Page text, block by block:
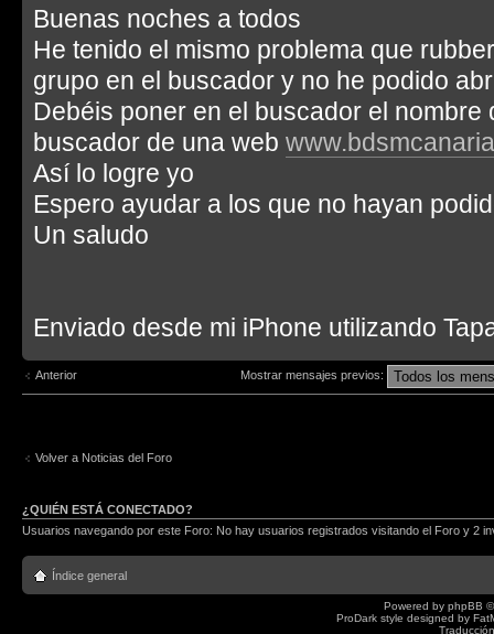
Buenas noches a todos
He tenido el mismo problema que
grupo en el buscador y no he podido
Debéis poner en el buscador el nombre
buscador de una web
Así lo logre yo
Espero ayudar a los que no hayan
Un saludo
Enviado desde mi iPhone utilizando
Anterior Mostrar mensajes previos:
Volver a Noticias del Foro
¿QUIÉN ESTÁ CONECTADO?
Usuarios navegando por este Foro: No hay usuarios registrados visitando el Foro y 2
Índice general
Powered by phpBB
ProDark style designed by